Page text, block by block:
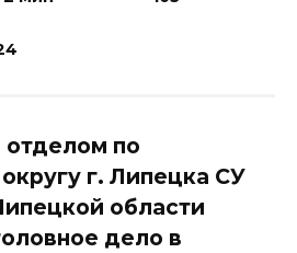
по
г. Липецка СУ
области
дело в